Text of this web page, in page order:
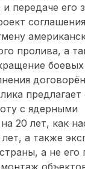
передаче его
соглашения
пролива, а
предлагает
с ядерными
20 лет, как
а также
а не его